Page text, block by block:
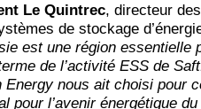
Le Quintrec, directeur
de stockage
est une région
de l’activité ESS de
Energy nous ait choisi pour
pour l’avenir énergétique